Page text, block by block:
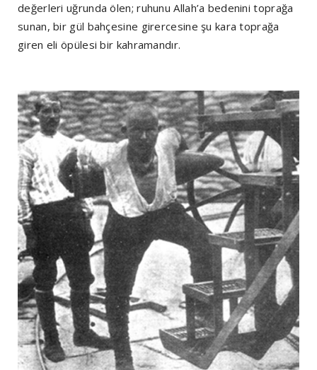
değerleri uğrunda ölen; ruhunu Allah’a bedenini toprağa
sunan, bir gül bahçesine girercesine şu kara toprağa
giren eli öpülesi bir kahramandır.